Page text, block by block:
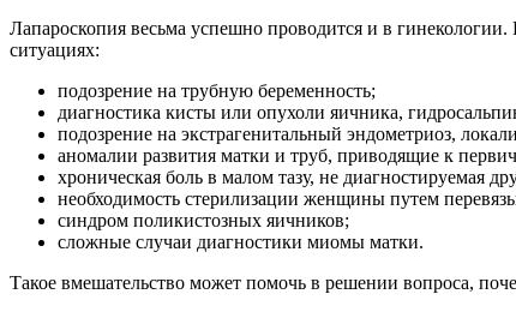
Лапароскопия весьма успешно проводится и в
ситуациях:
подозрение на трубную беременность;
диагностика кисты или опухоли яичника,
подозрение на экстрагенитальный эндометриоз,
аномалии развития матки и труб, приводящие к
хроническая боль в малом тазу, не диагностируемая
необходимость стерилизации женщины путем
синдром поликистозных яичников;
сложные случаи диагностики миомы матки.
Такое вмешательство может помочь в решении вопроса,